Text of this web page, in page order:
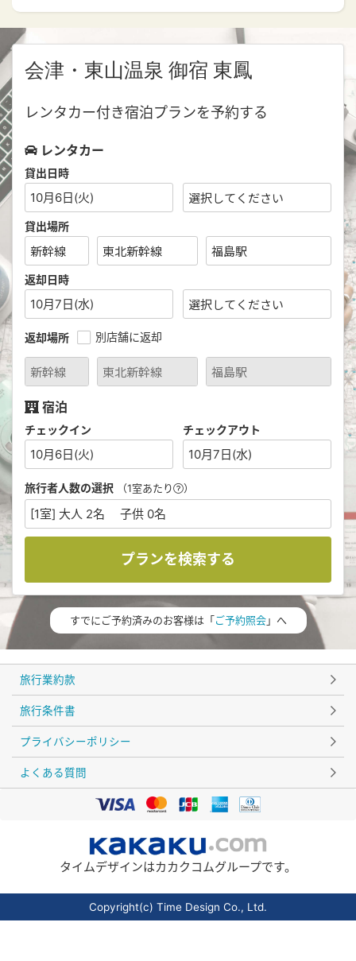
会津・東山温泉 御宿 東鳳
レンタカー付き宿泊プランを予約する
レンタカー
貸出日時
10月6日(火)
貸出場所
返却日時
10月7日(水)
返却場所 別店舗に返却
宿泊
チェックイン
10月6日(火)
チェックアウト
10月7日(水)
旅行者人数の選択 （1室あたり ）
[1室] 大人 2名 子供 0名
プランを検索する
すでにご予約済みのお客様は「ご予約照会」へ
旅行業約款
旅行条件書
プライバシーポリシー
よくある質問
タイムデザインはカカクコムグループです。
Copyright(c) Time Design Co., Ltd.